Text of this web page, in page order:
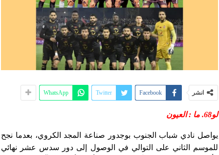
انشر Facebook
Twitter
WhatsApp
لو68. ما : العيون
يواصل نادي شباب الجنوب بوجدور صناعة المجد الكروي، بعدما نجح
للموسم الثاني على التوالي في الوصول إلى دور سدس عشر نهائي